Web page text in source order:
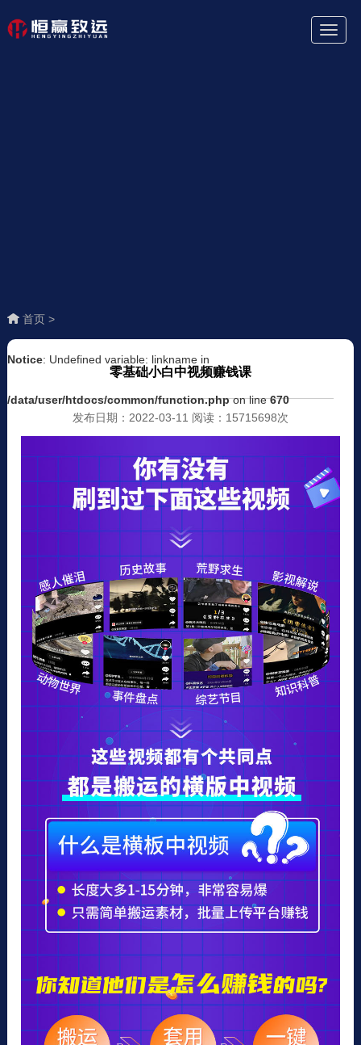
首页 >
Notice: Undefined variable: linkname in
/data/user/htdocs/common/function.phpon line670
零基础小白中视频赚钱课
发布日期：2022-03-11 阅读：15715698次